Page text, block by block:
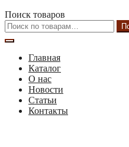
Поиск товаров
Искать:
Главная
Каталог
О нас
Новости
Статьи
Контакты